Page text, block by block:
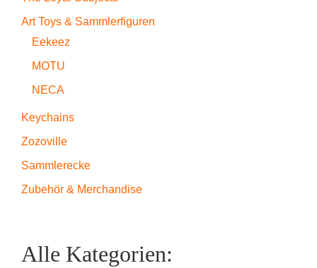
Art Toys & Sammlerfiguren
Eekeez
MOTU
NECA
Keychains
Zozoville
Sammlerecke
Zubehör & Merchandise
Alle Kategorien: